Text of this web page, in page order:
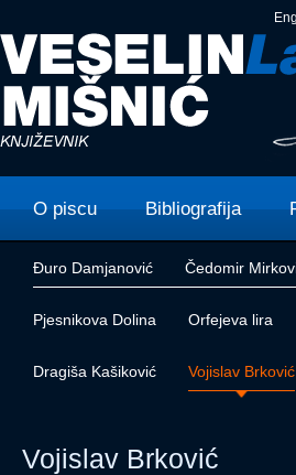
O piscu Bibliografija
Đuro Damjanović Čedomir
Pjesnikova Dolina Orfejeva lira
Dragiša Kašiković Vojislav Brković
Vojislav Brković